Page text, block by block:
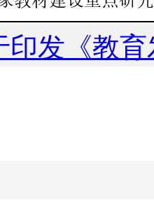
印发《教